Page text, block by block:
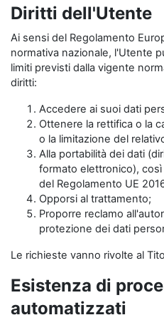
Diritti dell'Utente
Ai sensi del Regolamento
normativa nazionale, l'Utente
limiti previsti dalla vigente
diritti:
Accedere ai suoi dati
Ottenere la rettifica o la
o la limitazione del
Alla portabilità dei dati
formato elettronico), così
del Regolamento UE
Opporsi al trattamento;
Proporre reclamo
protezione dei dati
Le richieste vanno rivolte al
Esistenza di
automatizzati